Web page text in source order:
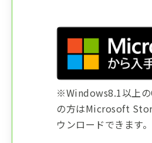
※Windows8.1以上の
の方はMicrosoft
ウンロードできます。